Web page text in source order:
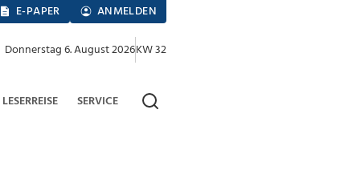
E-PAPER ANMELDEN
Donnerstag 6. August 2026KW 32
LESERREISE SERVICE